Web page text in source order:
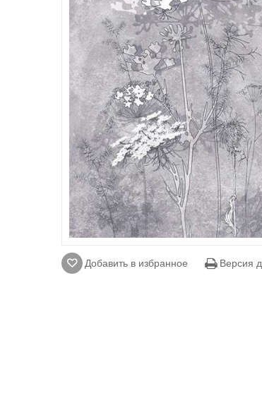
Добавить в избранное Версия